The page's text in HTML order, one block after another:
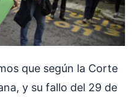
que según la Corte
y su fallo del 29 de